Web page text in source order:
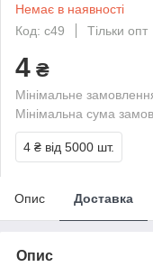
Немає в наявності
Код: с49
Тільки опт
4 ₴
Мінімальне
Мінімальна сума
4 ₴ від 5000 шт.
Опис Доставка
Опис